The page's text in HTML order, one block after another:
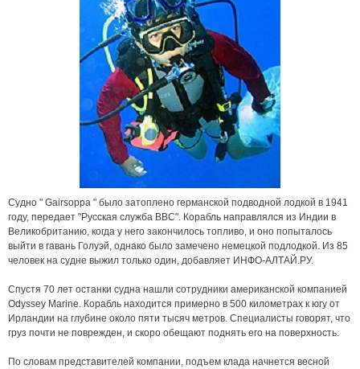
Судно " Gairsoppa " было затоплено германской подводной лодкой в 1941
году, передает "Русская служба ВВС". Корабль направлялся из Индии в
Великобританию, когда у него закончилось топливо, и оно попыталось
выйти в гавань Голуэй, однако было замечено немецкой подлодкой. Из 85
человек на судне выжил только один, добавляет ИНФО-АЛТАЙ.РУ.
Спустя 70 лет останки судна нашли сотрудники американской компанией
Odyssey Marine. Корабль находится примерно в 500 километрах к югу от
Ирландии на глубине около пяти тысяч метров. Специалисты говорят, что
груз почти не поврежден, и скоро обещают поднять его на поверхность.
По словам представителей компании, подъем клада начнется весной